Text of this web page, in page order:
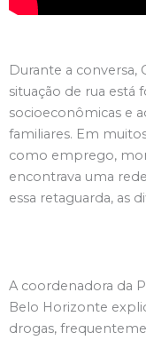
Durante a conversa,
situação de rua está
socioeconômicas e
familiares. Em
como emprego,
encontrava uma
essa retaguarda, as
A coordenadora da
Belo Horizonte
drogas,